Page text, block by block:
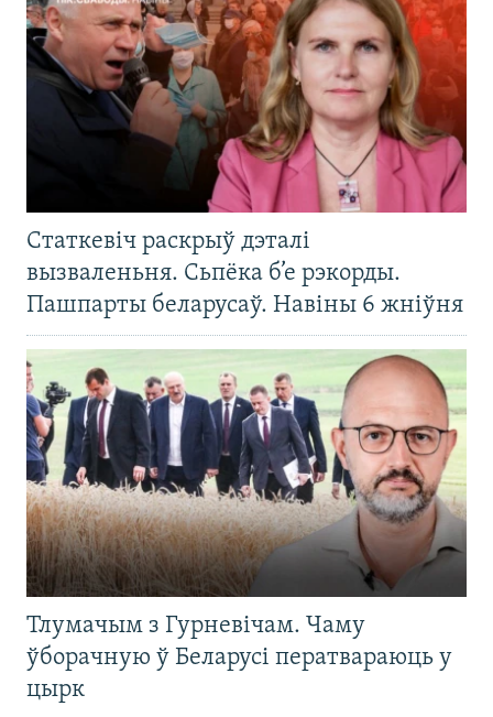
Статкевіч раскрыў дэталі
вызваленьня. Сьпёка б’е рэкорды.
Пашпарты беларусаў. Навіны 6 жніўня
Тлумачым з Гурневічам. Чаму
ўборачную ў Беларусі ператвараюць у
цырк